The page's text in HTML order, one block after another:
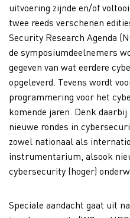
uitvoering zijnde en/of
twee reeds verschenen
Security Research Agenda
de symposiumdeelnemers
gegeven van wat eerdere
opgeleverd. Tevens wordt
programmering voor het
komende jaren. Denk daarbij
nieuwe rondes in
zowel nationaal als
instrumentarium, alsook
cybersecurity (hoger)
Speciale aandacht gaat uit